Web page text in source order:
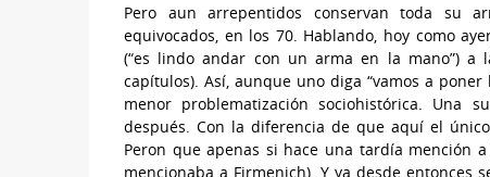
Pero aun arrepentidos conservan toda su
equivocados, en los 70. Hablando, hoy como
(“es lindo andar con un arma en la mano”)
capítulos). Así, aunque uno diga “vamos a
menor problematización sociohistórica. Una
después. Con la diferencia de que aquí el
Peron que apenas si hace una tardía mención
mencionaba a Firmenich). Y ya desde